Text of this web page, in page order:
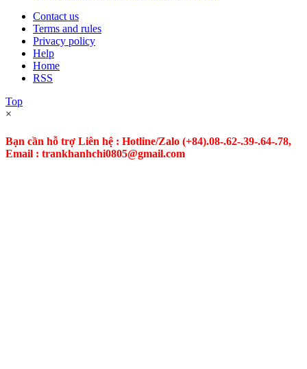
Contact us
Terms and rules
Privacy policy
Help
Home
RSS
Top
×
Bạn cần hỗ trợ Liên hệ : Hotline/Zalo (+84).08-.62-.39-.64-.78,
Email : trankhanhchi0805@gmail.com